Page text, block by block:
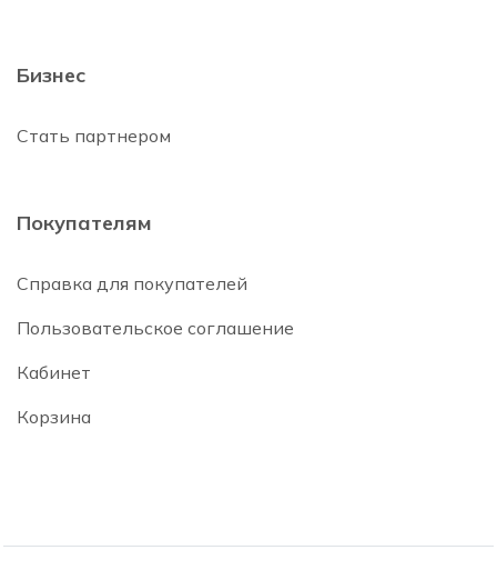
Бизнес
Стать партнером
Покупателям
Справка для покупателей
Пользовательское соглашение
Кабинет
Корзина